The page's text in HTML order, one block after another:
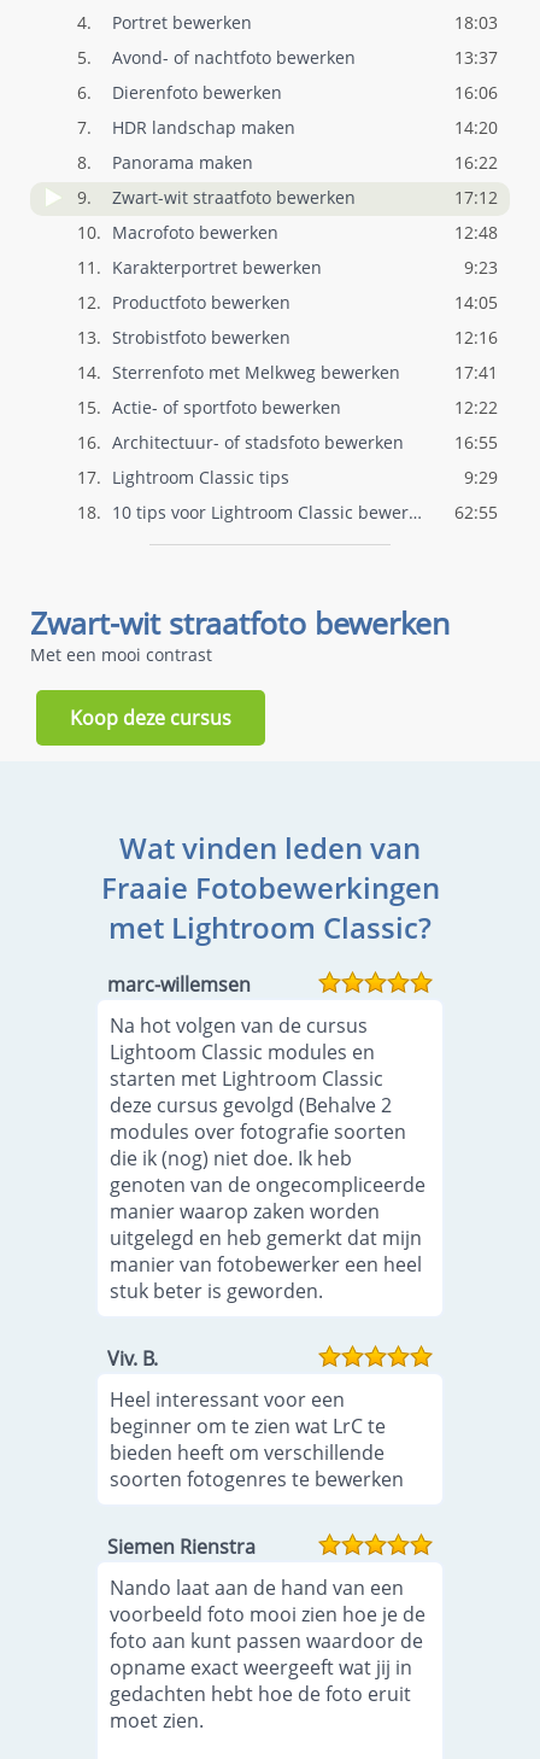
4.
Portret bewerken
18:03
5.
Avond- of nachtfoto bewerken
13:37
6.
Dierenfoto bewerken
16:06
7.
HDR landschap maken
14:20
8.
Panorama maken
16:22
9.
Zwart-wit straatfoto bewerken
17:12
10. Macrofoto bewerken
12:48
11. Karakterportret bewerken
9:23
12. Productfoto bewerken
14:05
13. Strobistfoto bewerken
12:16
14. Sterrenfoto met Melkweg bewerken
17:41
15. Actie- of sportfoto bewerken
12:22
16. Architectuur- of stadsfoto bewerken
16:55
17. Lightroom Classic tips
9:29
18.
10 tips voor Lightroom Classic bewerking.. 62:55
Zwart-wit straatfoto bewerken
Met een mooi contrast
Koop deze cursus
Wat vinden leden van
Fraaie Fotobewerkingen
met Lightroom Classic?
marc-willemsen
Na hot volgen van de cursus
Lightoom Classic modules en
starten met Lightroom Classic
deze cursus gevolgd (Behalve 2
modules over fotografie soorten
die ik (nog) niet doe. Ik heb
genoten van de ongecompliceerde
manier waarop zaken worden
uitgelegd en heb gemerkt dat mijn
manier van fotobewerker een heel
stuk beter is geworden.
Viv. B.
Heel interessant voor een
beginner om te zien wat LrC te
bieden heeft om verschillende
soorten fotogenres te bewerken
Siemen Rienstra
Nando laat aan de hand van een
voorbeeld foto mooi zien hoe je de
foto aan kunt passen waardoor de
opname exact weergeeft wat jij in
gedachten hebt hoe de foto eruit
moet zien.